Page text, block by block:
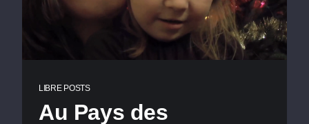
LIBRE POSTS
Au Pays des